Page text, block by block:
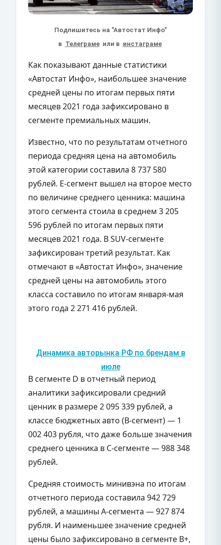
Подпишитесь на "Автостат Инфо"
в Телеграме или в инстаграме
Как показывают данные статистики
«Автостат Инфо», наибольшее значение
средней цены по итогам первых пяти
месяцев 2021 года зафиксировано в
сегменте премиальных машин.
Известно, что по результатам отчетного
периода средняя цена на автомобиль
этой категории составила 8 737 580
рублей. Е-сегмент вышел на второе место
по величине среднего ценника: машина
этого сегмента стоила в среднем 3 205
596 рублей по итогам первых пяти
месяцев 2021 года. В SUV-сегменте
зафиксирован третий результат. Как
отмечают в «Автостат Инфо», значение
средней цены на автомобиль этого
класса составило по итогам января-мая
этого года 2 271 416 рублей.
Динамика авторынка РФ по брендам в
июле
В сегменте D в отчетный период
аналитики зафиксировали средний
ценник в размере 2 095 339 рублей, а
классе бюджетных авто (В-сегмент) — 1
002 403 рубля, что даже больше значения
среднего ценника в С-сегменте — 988 348
рублей.
Средняя стоимость минивэна по итогам
отчетного периода составила 942 729
рублей, а машины А-сегмента — 927 874
рубля. И наименьшее значение средней
цены было зафиксировано в сегменте B+,